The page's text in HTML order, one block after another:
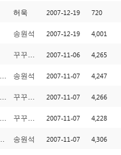
허욱 2007-12-19 720
송원석 2007-12-19 4,001
꾸꾸오빠 2007-11-06 4,265
송원석 2007-11-07 4,247
꾸꾸오빠 2007-11-07 4,266
꾸꾸오빠 2007-11-07 4,228
송원석 2007-11-07 4,306